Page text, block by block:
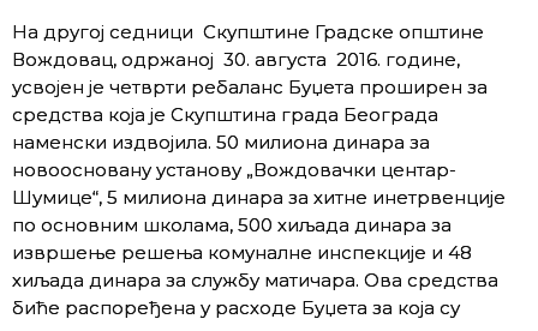
На другој седници Скупштине Градске општине
Вождовац, одржаној 30. августа 2016. године,
усвојен је четврти ребаланс Буџета проширен за
средства која је Скупштина града Београда
наменски издвојила. 50 милиона динара за
новоосновану установу „Вождовачки центар-
Шумице“, 5 милиона динара за хитне инетрвенције
по основним школама, 500 хиљада динара за
извршење решења комуналне инспекције и 48
хиљада динара за службу матичара. Ова средства
биће распоређена у расходе Буџета за која су